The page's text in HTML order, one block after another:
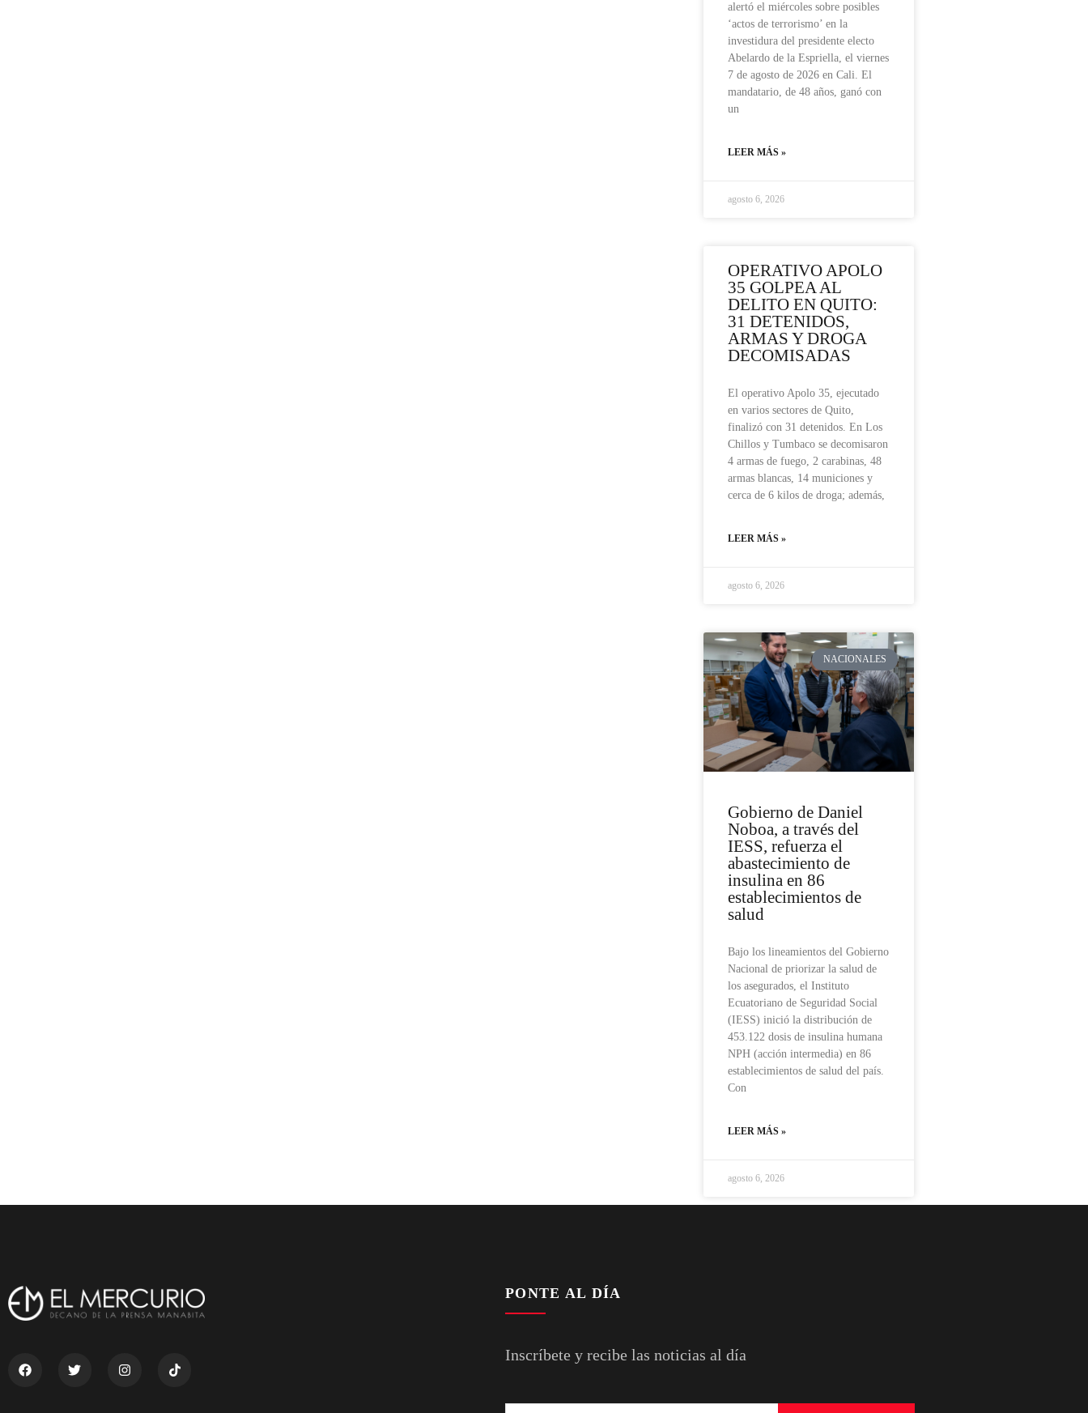
alertó el miércoles sobre posibles
‘actos de terrorismo’ en la
investidura del presidente electo
Abelardo de la Espriella, el viernes
7 de agosto de 2026 en Cali. El
mandatario, de 48 años, ganó con
un
LEER MÁS »
agosto 6, 2026
OPERATIVO APOLO
35 GOLPEA AL
DELITO EN QUITO:
31 DETENIDOS,
ARMAS Y DROGA
DECOMISADAS
El operativo Apolo 35, ejecutado
en varios sectores de Quito,
finalizó con 31 detenidos. En Los
Chillos y Tumbaco se decomisaron
4 armas de fuego, 2 carabinas, 48
armas blancas, 14 municiones y
cerca de 6 kilos de droga; además,
LEER MÁS »
agosto 6, 2026
NACIONALES
Gobierno de Daniel
Noboa, a través del
IESS, refuerza el
abastecimiento de
insulina en 86
establecimientos de
salud
Bajo los lineamientos del Gobierno
Nacional de priorizar la salud de
los asegurados, el Instituto
Ecuatoriano de Seguridad Social
(IESS) inició la distribución de
453.122 dosis de insulina humana
NPH (acción intermedia) en 86
establecimientos de salud del país.
Con
LEER MÁS »
agosto 6, 2026
PONTE AL DÍA
Inscríbete y recibe las noticias al día